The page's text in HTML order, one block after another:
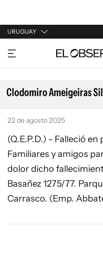
URUGUAY
URUGUAY
ARGENTINA
ESPAÑA
Clodomiro Ameigeiras
22 de agosto 2025
(Q.E.P.D.) - Falleció
Familiares y amigos
dolor dicho
Basañez 1275/77.
Carrasco. (Emp.